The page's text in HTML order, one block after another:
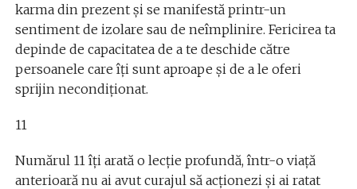
karma din prezent și se manifestă printr-un
sentiment de izolare sau de neîmplinire. Fericirea ta
depinde de capacitatea de a te deschide către
persoanele care îți sunt aproape și de a le oferi
sprijin necondiționat.
11
Numărul 11 îți arată o lecție profundă, într-o viață
anterioară nu ai avut curajul să acționezi și ai ratat